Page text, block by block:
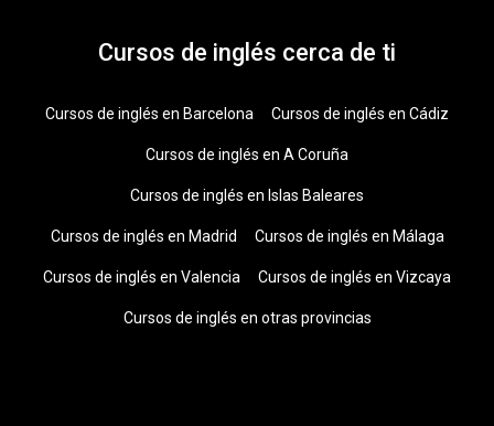
Cursos de inglés cerca de ti
Cursos de inglés en Barcelona Cursos de inglés en Cádiz
Cursos de inglés en A Coruña
Cursos de inglés en Islas Baleares
Cursos de inglés en Madrid Cursos de inglés en Málaga
Cursos de inglés en Valencia Cursos de inglés en Vizcaya
Cursos de inglés en otras provincias